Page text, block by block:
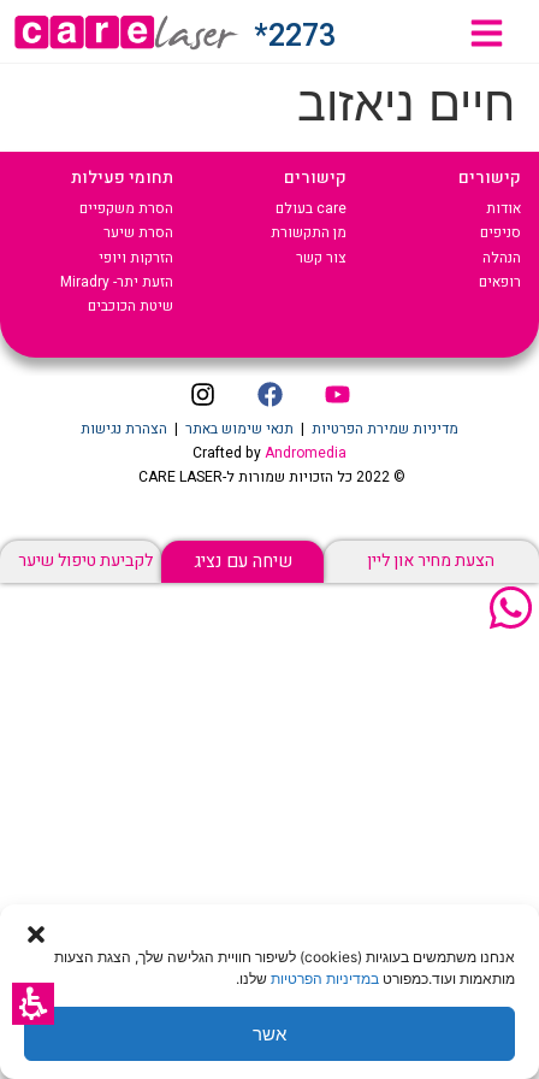
אנחנו משתמשים בעוגיות (cookies) לשיפור חוויית הגלישה שלך, הצגת הצעות
מותאמות ועוד.כמפורט במדיניות הפרטיות שלנו.
אשר
2273*
חיים ניאזוב
קישורים
אודות
סניפים
הנהלה
רופאים
קישורים
care בעולם
מן התקשורת
צור קשר
תחומי פעילות
הסרת משקפיים
הסרת שיער
הזרקות ויופי
הזעת יתר- Miradry
שיטת הכוכבים
© 2022 כל הזכויות שמורות ל-CARE LASER
Crafted byAndromedia
מדיניות שמירת הפרטיות | תנאי שימוש באתר | הצהרת נגישות
הצעת מחיר און ליין שיחה עם נציג לקביעת טיפול שיער